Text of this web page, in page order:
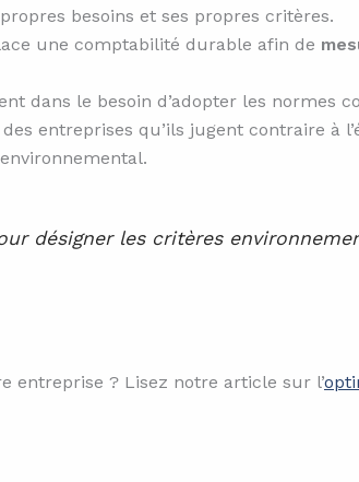
besoins et ses propres critères.
une comptabilité durable afin de
dans le besoin d’adopter les normes
entreprises qu’ils jugent contraire à
désigner les critères
entreprise ? Lisez notre article sur l’